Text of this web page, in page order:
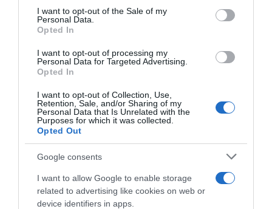
consent section.
I want to opt-out of the Sale of my
Personal Data.
Opted In
I want to opt-out of processing my
Personal Data for Targeted Advertising.
Opted In
I want to opt-out of Collection, Use,
Retention, Sale, and/or Sharing of my
Personal Data that Is Unrelated with the
Purposes for which it was collected.
Opted Out
Google consents
I want to allow Google to enable storage
related to advertising like cookies on web or
device identifiers in apps.
ΔΙΕΘΝΗ
ΗΠΑ: Ο Ζούκερμπεργκ απολογήθηκε
της Meta
ΡΟΗ ΕΙΔΗΣΕΩΝ